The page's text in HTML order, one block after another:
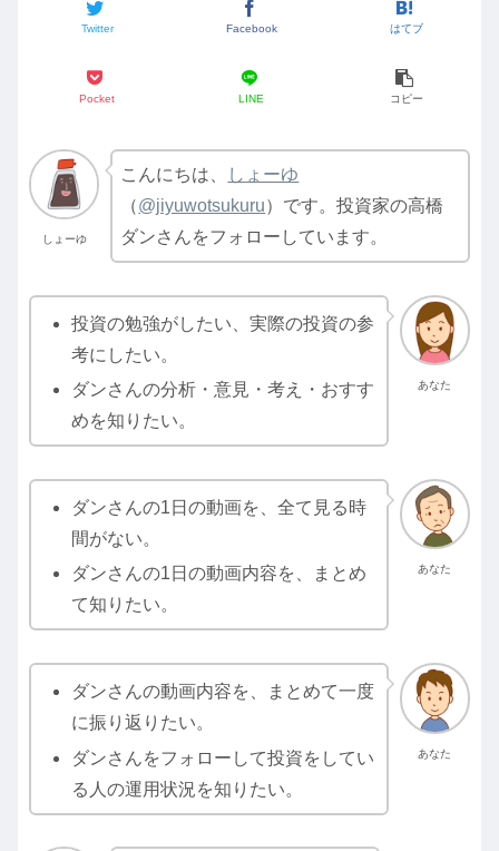
Twitter Facebook はてブ
Pocket LINE コピー
しょーゆ
こんにちは、
しょーゆ
（@jiyuwotsukuru）です。投資家の高橋
ダンさんをフォローしています。
あなた
投資の勉強がしたい、実際の投資の参
考にしたい。
ダンさんの分析・意見・考え・おすす
めを知りたい。
あなた
ダンさんの1日の動画を、全て見る時
間がない。
ダンさんの1日の動画内容を、まとめ
て知りたい。
あなた
ダンさんの動画内容を、まとめて一度
に振り返りたい。
ダンさんをフォローして投資をしてい
る人の運用状況を知りたい。